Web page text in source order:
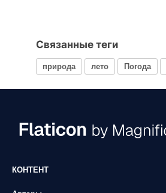
Связанные теги
природа лето Погода
КОНТЕНТ